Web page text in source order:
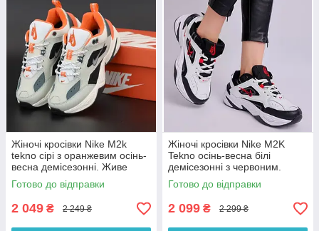
Жіночі кросівки Nike M2k
tekno сірі з оранжевим осінь-
весна демісезонні. Живе
фото. топ
Готово до відправки
2 049 ₴ 2 249 ₴
Жіночі кросівки Nike M2K
Tekno осінь-весна білі
демісезонні з червоним.
Живо фото. Топ
Готово до відправки
2 099 ₴ 2 299 ₴